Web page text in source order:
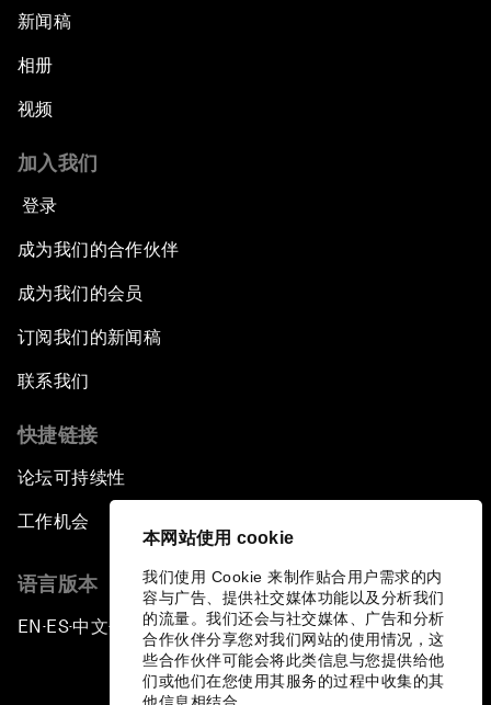
本网站使用 cookie
我们使用 Cookie 来制作贴合用户需求的内
容与广告、提供社交媒体功能以及分析我们
的流量。我们还会与社交媒体、广告和分析
合作伙伴分享您对我们网站的使用情况，这
些合作伙伴可能会将此类信息与您提供给他
们或他们在您使用其服务的过程中收集的其
新闻稿
相册
视频
加入我们
登录
成为我们的合作伙伴
成为我们的会员
订阅我们的新闻稿
联系我们
快捷链接
论坛可持续性
工作机会
语言版本
EN ▪ES▪中文▪ 日本語